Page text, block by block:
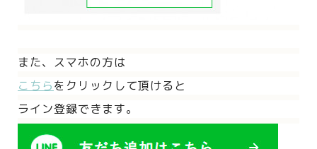
また、 スマホの方は
こちらをクリックして頂けると
ライン登録できます。